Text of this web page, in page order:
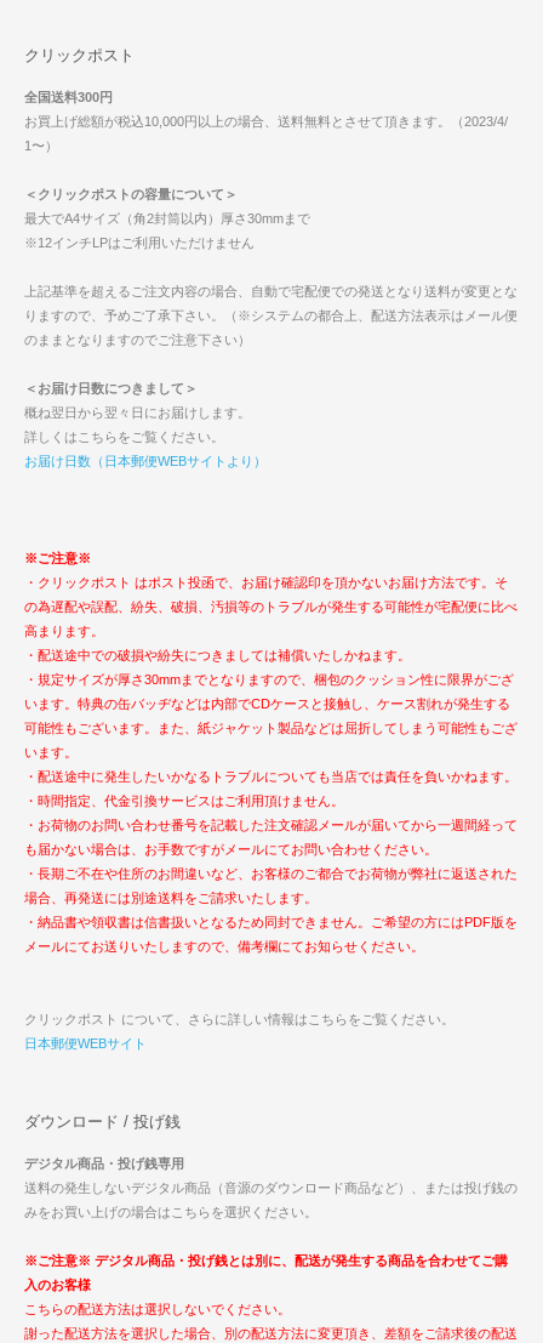
クリックポスト
全国送料300円
お買上げ総額が税込10,000円以上の場合、送料無料とさせて頂きます。（2023/4/
1〜）
＜クリックポストの容量について＞
最大でA4サイズ（角2封筒以内）厚さ30mmまで
※12インチLPはご利用いただけません
上記基準を超えるご注文内容の場合、自動で宅配便での発送となり送料が変更とな
りますので、予めご了承下さい。（※システムの都合上、配送方法表示はメール便
のままとなりますのでご注意下さい）
＜お届け日数につきまして＞
概ね翌日から翌々日にお届けします。
詳しくはこちらをご覧ください。
お届け日数（日本郵便WEBサイトより）
※ご注意※
・クリックポスト はポスト投函で、お届け確認印を頂かないお届け方法です。そ
の為遅配や誤配、紛失、破損、汚損等のトラブルが発生する可能性が宅配便に比べ
高まります。
・配送途中での破損や紛失につきましては補償いたしかねます。
・規定サイズが厚さ30mmまでとなりますので、梱包のクッション性に限界がござ
います。特典の缶バッヂなどは内部でCDケースと接触し、ケース割れが発生する
可能性もございます。また、紙ジャケット製品などは屈折してしまう可能性もござ
います。
・配送途中に発生したいかなるトラブルについても当店では責任を負いかねます。
・時間指定、代金引換サービスはご利用頂けません。
・お荷物のお問い合わせ番号を記載した注文確認メールが届いてから一週間経って
も届かない場合は、お手数ですがメールにてお問い合わせください。
・長期ご不在や住所のお間違いなど、お客様のご都合でお荷物が弊社に返送された
場合、再発送には別途送料をご請求いたします。
・納品書や領収書は信書扱いとなるため同封できません。ご希望の方にはPDF版を
メールにてお送りいたしますので、備考欄にてお知らせください。
クリックポスト について、さらに詳しい情報はこちらをご覧ください。
日本郵便WEBサイト
ダウンロード / 投げ銭
デジタル商品・投げ銭専用
送料の発生しないデジタル商品（音源のダウンロード商品など）、または投げ銭の
みをお買い上げの場合はこちらを選択ください。
※ご注意※ デジタル商品・投げ銭とは別に、配送が発生する商品を合わせてご購
入のお客様
こちらの配送方法は選択しないでください。
謝った配送方法を選択した場合、別の配送方法に変更頂き、差額をご請求後の配送